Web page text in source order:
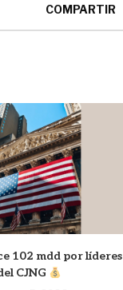
COMPARTIR
102 mdd por líderes
CJNG